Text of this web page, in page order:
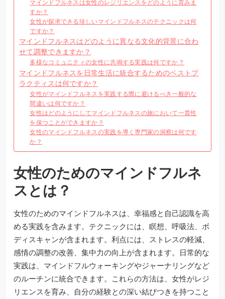
マインドフルネスは女性のレジリエンスをどのように育みま
すか？
女性が探求できる珍しいマインドフルネスのテクニックは何
ですか？
マインドフルネスはどのように異なる文化的背景に合わ
せて調整できますか？
多様なコミュニティの女性に共鳴する実践は何ですか？
マインドフルネスを日常生活に統合するためのベストプ
ラクティスは何ですか？
女性がマインドフルネスを実践する際に避けるべき一般的な
間違いは何ですか？
女性はどのようにしてマインドフルネスの旅において一貫性
を保つことができますか？
女性のマインドフルネスの実践を導く専門家の洞察は何です
か？
女性のためのマインドフルネ
スとは？
女性のためのマインドフルネスは、幸福感と自己認識を高
める実践を含みます。テクニックには、瞑想、呼吸法、ボ
ディスキャンが含まれます。利点には、ストレスの軽減、
感情の調整の改善、集中力の向上が含まれます。日常的な
実践は、マインドフルウォーキングやジャーナリングなど
のルーチンに統合できます。これらの方法は、女性がレジ
リエンスを育み、自分の経験との深い結びつきを持つこと